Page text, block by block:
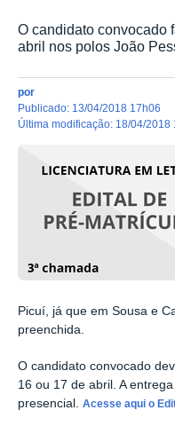
O candidato convocado
abril nos polos João
por
publicado: 13/04/2018 17h06
última modificação: 18/04/2018
Picuí, já que em Sousa e
preenchida.
O candidato convocado
16 ou 17 de abril. A
presencial. Acesse aqui o